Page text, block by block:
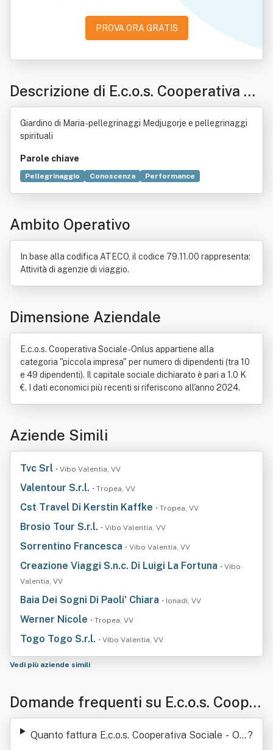
PROVA ORA GRATIS
Descrizione di E.c.o.s. Cooperativa So
ciale - Onlus
Giardino di Maria -pellegrinaggi Medjugorje e pellegrinaggi
spirituali
Parole chiave
Pellegrinaggio Conoscenza
Performance
Organizzazione
Consulenza
Cultura
Ambito Operativo
In base alla codifica ATECO, il codice 79.11.00 rappresenta:
Attività di agenzie di viaggio.
Dimensione Aziendale
E.c.o.s. Cooperativa Sociale - Onlus appartiene alla
categoria "piccola impresa" per numero di dipendenti (tra 10
e 49 dipendenti). Il capitale sociale dichiarato è pari a 1.0 K
€. I dati economici più recenti si riferiscono all'anno 2024.
Aziende Simili
Tvc Srl • Vibo Valentia, VV
Valentour S.r.l. • Tropea, VV
Cst Travel Di Kerstin Kaffke • Tropea, VV
Brosio Tour S.r.l. • Vibo Valentia, VV
Sorrentino Francesca • Vibo Valentia, VV
Creazione Viaggi S.n.c. Di Luigi La Fortuna • Vibo
Valentia, VV
Baia Dei Sogni Di Paoli' Chiara • Ionadi, VV
Werner Nicole • Tropea, VV
Togo Togo S.r.l. • Vibo Valentia, VV
Vedi più aziende simili
Domande frequenti su E.c.o.s. Coope
rativa Sociale - Onlus
Quanto fattura E.c.o.s. Cooperativa Sociale - Onl ?